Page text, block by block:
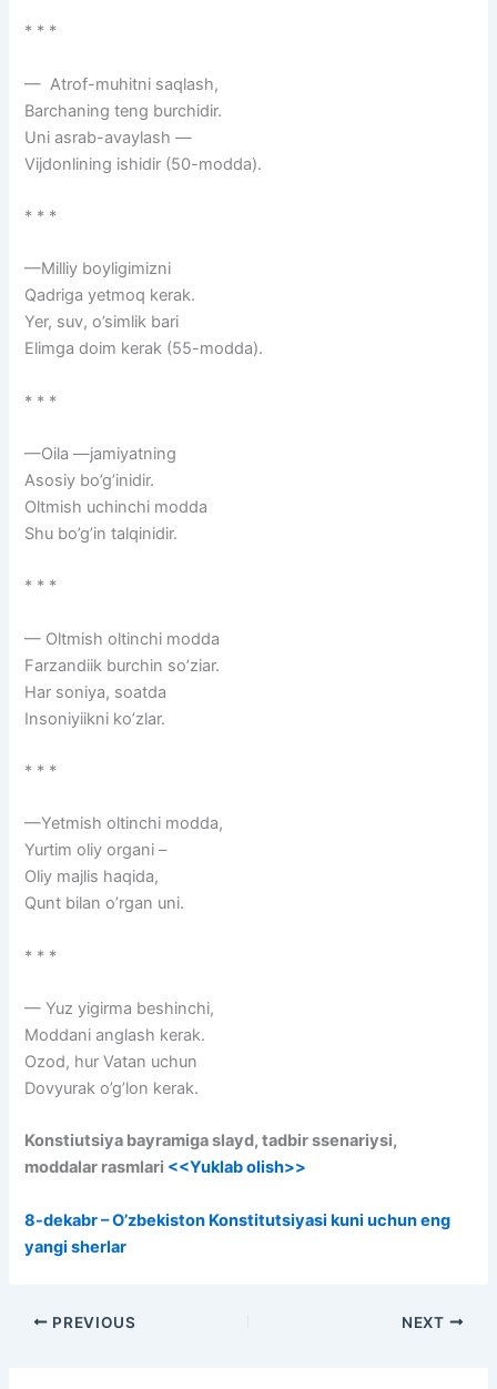
* * *
— Atrof-muhitni saqlash,
Barchaning teng burchidir.
Uni asrab-avaylash —
Vijdonlining ishidir (50-modda).
* * *
—Milliy boyligimizni
Qadriga yetmoq kerak.
Yer, suv, o’simlik bari
Elimga doim kerak (55-modda).
* * *
—Oila —jamiyatning
Asosiy bo’g’inidir.
Oltmish uchinchi modda
Shu bo’g’in talqinidir.
* * *
— Oltmish oltinchi modda
Farzandiik burchin so’ziar.
Har soniya, soatda
Insoniyiikni ko’zlar.
* * *
—Yetmish oltinchi modda,
Yurtim oliy organi –
Oliy majlis haqida,
Qunt bilan o’rgan uni.
* * *
— Yuz yigirma beshinchi,
Moddani anglash kerak.
Ozod, hur Vatan uchun
Dovyurak o’g’lon kerak.
Konstiutsiya bayramiga slayd, tadbir ssenariysi,
moddalar rasmlari <<Yuklab olish>>
8-dekabr – O’zbekiston Konstitutsiyasi kuni uchun eng
yangi sherlar
PREVIOUS NEXT